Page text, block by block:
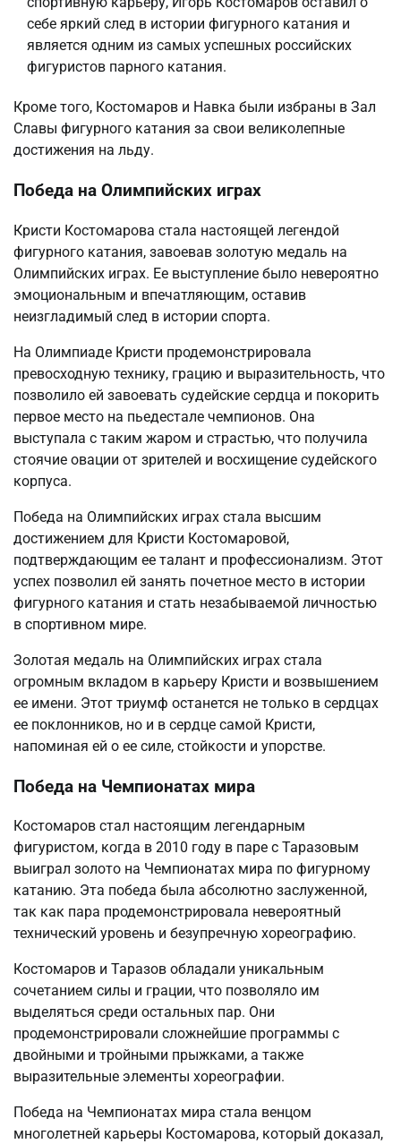
себе яркий след в истории фигурного катания и
является одним из самых успешных российских
фигуристов парного катания.
Кроме того, Костомаров и Навка были избраны в Зал
Славы фигурного катания за свои великолепные
достижения на льду.
Победа на Олимпийских играх
Кристи Костомарова стала настоящей легендой
фигурного катания, завоевав золотую медаль на
Олимпийских играх. Ее выступление было невероятно
эмоциональным и впечатляющим, оставив
неизгладимый след в истории спорта.
На Олимпиаде Кристи продемонстрировала
превосходную технику, грацию и выразительность, что
позволило ей завоевать судейские сердца и покорить
первое место на пьедестале чемпионов. Она
выступала с таким жаром и страстью, что получила
стоячие овации от зрителей и восхищение судейского
корпуса.
Победа на Олимпийских играх стала высшим
достижением для Кристи Костомаровой,
подтверждающим ее талант и профессионализм. Этот
успех позволил ей занять почетное место в истории
фигурного катания и стать незабываемой личностью
в спортивном мире.
Золотая медаль на Олимпийских играх стала
огромным вкладом в карьеру Кристи и возвышением
ее имени. Этот триумф останется не только в сердцах
ее поклонников, но и в сердце самой Кристи,
напоминая ей о ее силе, стойкости и упорстве.
Победа на Чемпионатах мира
Костомаров стал настоящим легендарным
фигуристом, когда в 2010 году в паре с Таразовым
выиграл золото на Чемпионатах мира по фигурному
катанию. Эта победа была абсолютно заслуженной,
так как пара продемонстрировала невероятный
технический уровень и безупречную хореографию.
Костомаров и Таразов обладали уникальным
сочетанием силы и грации, что позволяло им
выделяться среди остальных пар. Они
продемонстрировали сложнейшие программы с
двойными и тройными прыжками, а также
выразительные элементы хореографии.
Победа на Чемпионатах мира стала венцом
многолетней карьеры Костомарова, который доказал,